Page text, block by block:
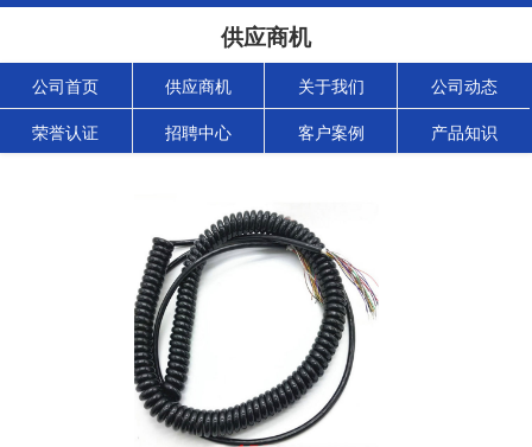
供应商机
公司首页 供应商机 关于我们 公司动态
荣誉认证 招聘中心 客户案例 产品知识